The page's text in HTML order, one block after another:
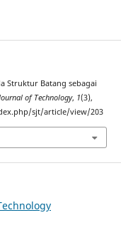
Struktur Batang sebagai
of Technology, 1(3),
sjt/article/view/203